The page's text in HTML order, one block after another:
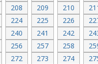
208 209 210
224 225 226
240 241 242
256 257 258
272 273 274